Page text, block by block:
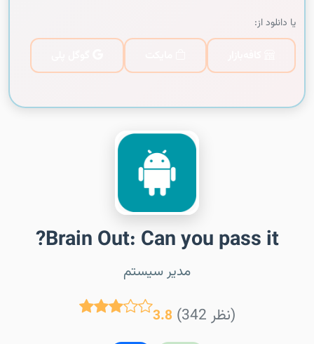
یا دانلود از:
Brain Out: Can you pass it?
مدیر سیستم
3.8 (342 نظر)